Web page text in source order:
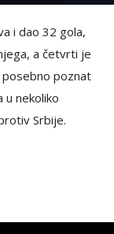
i dao 32 gola,
a četvrti je
posebno poznat
nekoliko
Srbije.